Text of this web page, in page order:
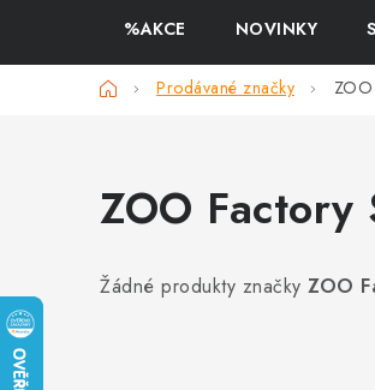
%AKCE NOVINKY
DomůProdávané značky
ZOO Factory
Žádné produkty značky ZOO